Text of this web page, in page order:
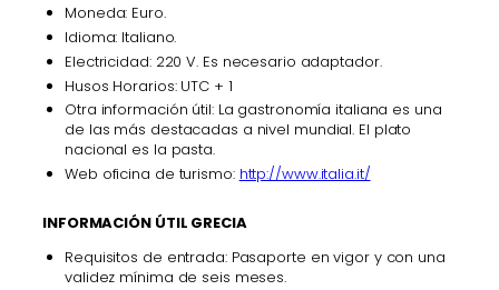
Moneda: Euro.
Idioma: Italiano.
Electricidad: 220 V. Es necesario adaptador.
Husos Horarios: UTC + 1
Otra información útil: La gastronomía italiana es una
de las más destacadas a nivel mundial. El plato
nacional es la pasta.
Web oficina de turismo: http://www.italia.it/
INFORMACIÓN ÚTIL GRECIA
Requisitos de entrada: Pasaporte en vigor y con una
validez mínima de seis meses.